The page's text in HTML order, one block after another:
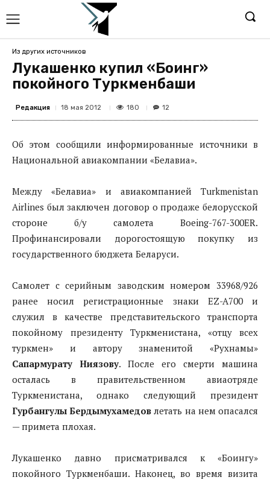
Из других источников
Лукашенко купил «Боинг»
покойного Туркменбаши
Редакция 18 мая 2012 180 12
Об этом сообщили информированные источники в
Национальной авиакомпании «Белавиа».
Между «Белавиа» и авиакомпанией Turkmenistan
Airlines был заключен договор о продаже белорусской
стороне б/у самолета Boeing-767-300ER.
Профинансировали дорогостоящую покупку из
государственного бюджета Беларуси.
Самолет с серийным заводским номером 33968/926
ранее носил регистрационные знаки EZ-A700 и
служил в качестве представительского транспорта
покойному президенту Туркменистана, «отцу всех
туркмен» и автору знаменитой «Рухнамы»
Сапармурату Ниязову. После его смерти машина
осталась в правительственном авиаотряде
Туркменистана, однако следующий президент
Гурбангулы Бердымухамедов летать на нем опасался
— примета плохая.
Лукашенко давно присматривался к «Боингу»
покойного Туркменбаши. Наконец, во время визита